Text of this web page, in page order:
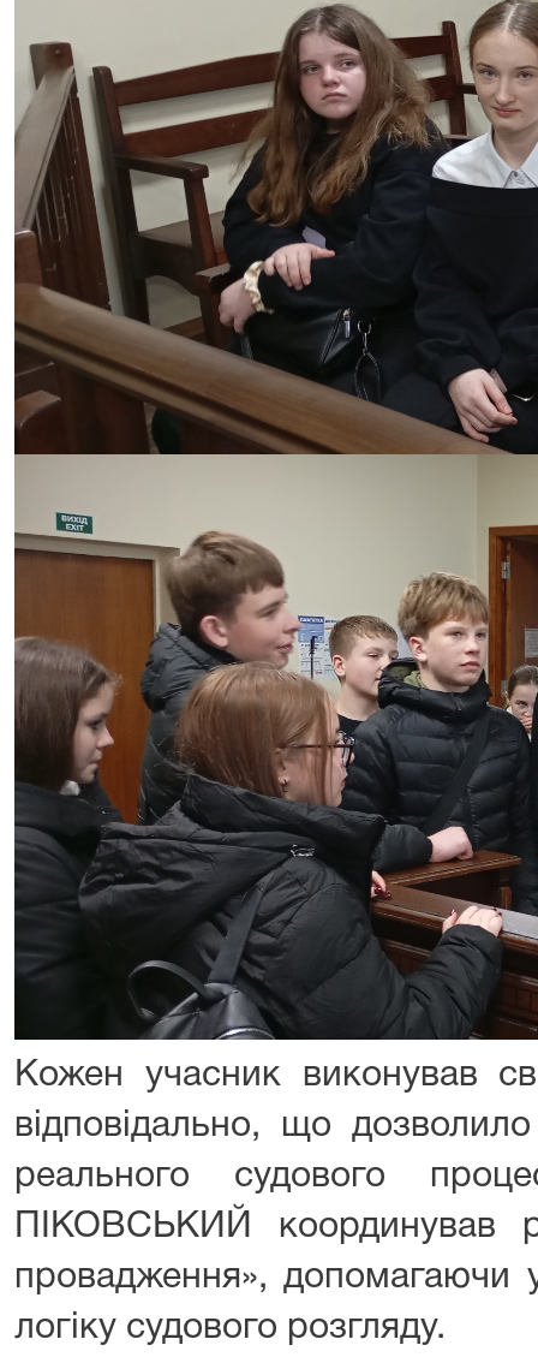
Кожен учасник виконував
відповідально, що
реального судового
ПІКОВСЬКИЙ координував
провадження», допомагаючи
логіку судового розгляду.